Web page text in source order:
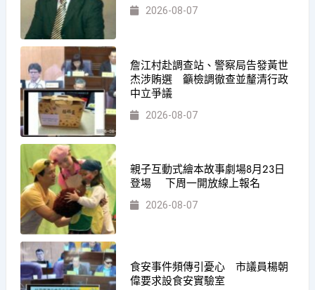
2026-08-07
詹江村赴調查站、警察局告發黃世
杰涉賄選 籲檢調徹查並釐清行政
中立爭議
2026-08-07
親子互動式繪本故事劇場8月23日
登場 下周一開放線上報名
2026-08-07
食安事件頻傳引憂心 市議員楊朝
偉要求設食安實驗室